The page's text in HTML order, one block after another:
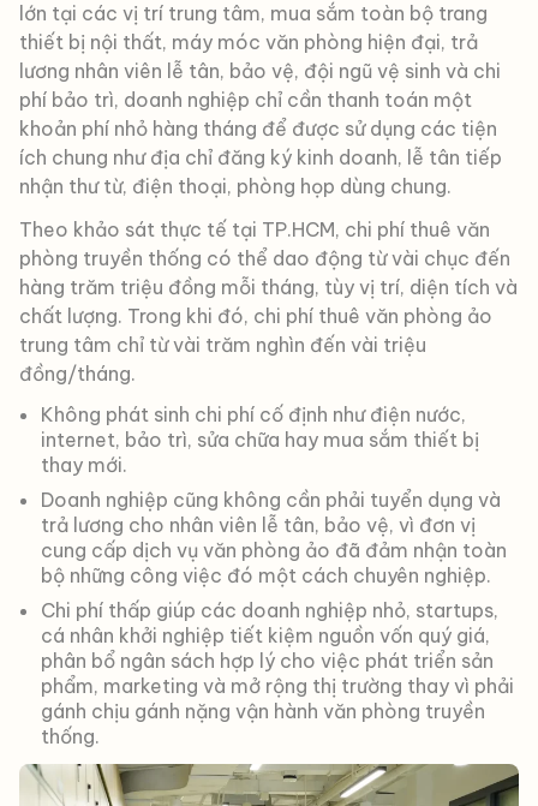
lớn tại các vị trí trung tâm, mua sắm toàn bộ trang
thiết bị nội thất, máy móc văn phòng hiện đại, trả
lương nhân viên lễ tân, bảo vệ, đội ngũ vệ sinh và chi
phí bảo trì, doanh nghiệp chỉ cần thanh toán một
khoản phí nhỏ hàng tháng để được sử dụng các tiện
ích chung như địa chỉ đăng ký kinh doanh, lễ tân tiếp
nhận thư từ, điện thoại, phòng họp dùng chung.
Theo khảo sát thực tế tại TP.HCM, chi phí thuê văn
phòng truyền thống có thể dao động từ vài chục đến
hàng trăm triệu đồng mỗi tháng, tùy vị trí, diện tích và
chất lượng. Trong khi đó, chi phí thuê văn phòng ảo
trung tâm chỉ từ vài trăm nghìn đến vài triệu
đồng/tháng.
Không phát sinh chi phí cố định như điện nước,
internet, bảo trì, sửa chữa hay mua sắm thiết bị
thay mới.
Doanh nghiệp cũng không cần phải tuyển dụng và
trả lương cho nhân viên lễ tân, bảo vệ, vì đơn vị
cung cấp dịch vụ văn phòng ảo đã đảm nhận toàn
bộ những công việc đó một cách chuyên nghiệp.
Chi phí thấp giúp các doanh nghiệp nhỏ, startups,
cá nhân khởi nghiệp tiết kiệm nguồn vốn quý giá,
phân bổ ngân sách hợp lý cho việc phát triển sản
phẩm, marketing và mở rộng thị trường thay vì phải
gánh chịu gánh nặng vận hành văn phòng truyền
thống.